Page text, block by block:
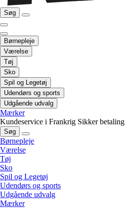
Søg
Børnepleje
Værelse
Tøj
Sko
Spil og Legetøj
Udendørs og sports
Udgående udvalg
Mærker
Kundeservice i Frankrig Sikker betaling
Søg
Børnepleje
Værelse
Tøj
Sko
Spil og Legetøj
Udendørs og sports
Udgående udvalg
Mærker